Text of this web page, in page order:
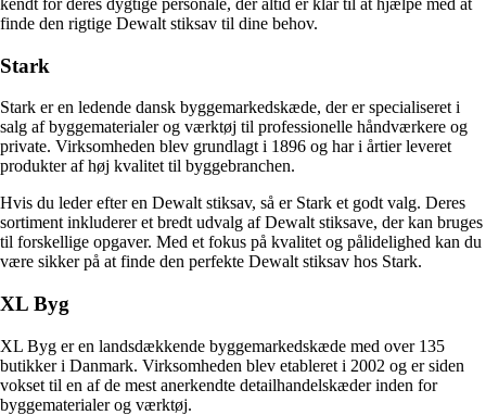
finde den rigtige Dewalt stiksav til dine behov.
Stark
Stark er en ledende dansk byggemarkedskæde, der er specialiseret i
salg af byggematerialer og værktøj til professionelle håndværkere og
private. Virksomheden blev grundlagt i 1896 og har i årtier leveret
produkter af høj kvalitet til byggebranchen.
Hvis du leder efter en Dewalt stiksav, så er Stark et godt valg. Deres
sortiment inkluderer et bredt udvalg af Dewalt stiksave, der kan bruges
til forskellige opgaver. Med et fokus på kvalitet og pålidelighed kan du
være sikker på at finde den perfekte Dewalt stiksav hos Stark.
XL Byg
XL Byg er en landsdækkende byggemarkedskæde med over 135
butikker i Danmark. Virksomheden blev etableret i 2002 og er siden
vokset til en af de mest anerkendte detailhandelskæder inden for
byggematerialer og værktøj.